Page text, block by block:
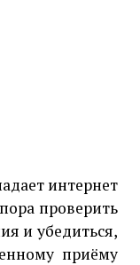
интернет
проверить
и убедиться,
приёму